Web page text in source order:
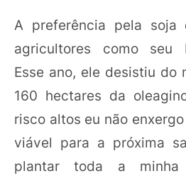
A preferência pela soja
agricultores como seu
Esse ano, ele desistiu do
160 hectares da
risco altos eu não
viável para a próxima
plantar toda a minha